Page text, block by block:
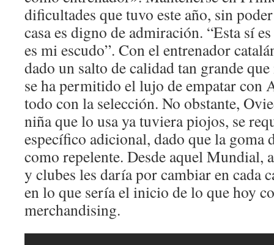
dificultades que tuvo este año, sin
casa es digno de admiración. “Esta sí
es mi escudo”. Con el entrenador
dado un salto de calidad tan grande
se ha permitido el lujo de empatar con
todo con la selección. No obstante,
niña que lo usa ya tuviera piojos, se
específico adicional, dado que la goma
como repelente. Desde aquel Mundial,
y clubes les daría por cambiar en cada
en lo que sería el inicio de lo que hoy
merchandising.